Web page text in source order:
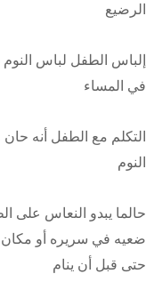
الرضيع
إلباس الطفل لباس النوم
في المساء
التكلم مع الطفل أنه
النوم
حالما يبدو النعاس على
ضعيه في سريره أو مكان
حتى قبل أن ينام